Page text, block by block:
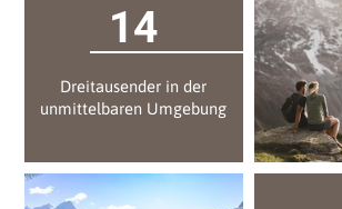
14
Dreitausender in der
unmittelbaren Umgebung